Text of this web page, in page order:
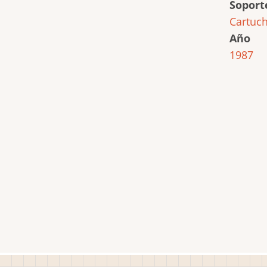
Año
1987